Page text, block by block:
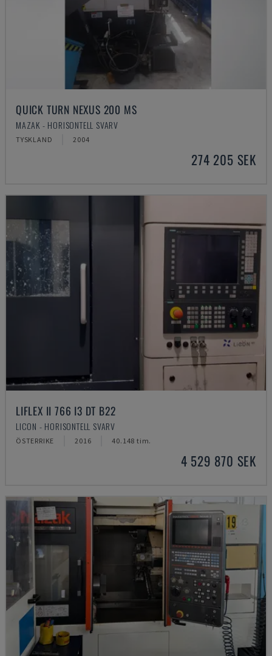
QUICK TURN NEXUS 200 MS
MAZAK - HORISONTELL SVARV
TYSKLAND 2004
274 205 SEK
LIFLEX II 766 I3 DT B22
LICON - HORISONTELL SVARV
ÖSTERRIKE 2016 40.148 tim.
4 529 870 SEK